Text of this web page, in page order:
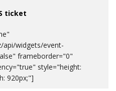
ticket
api/widgets/event-
frameborder="0"
style="height:
920px;"]